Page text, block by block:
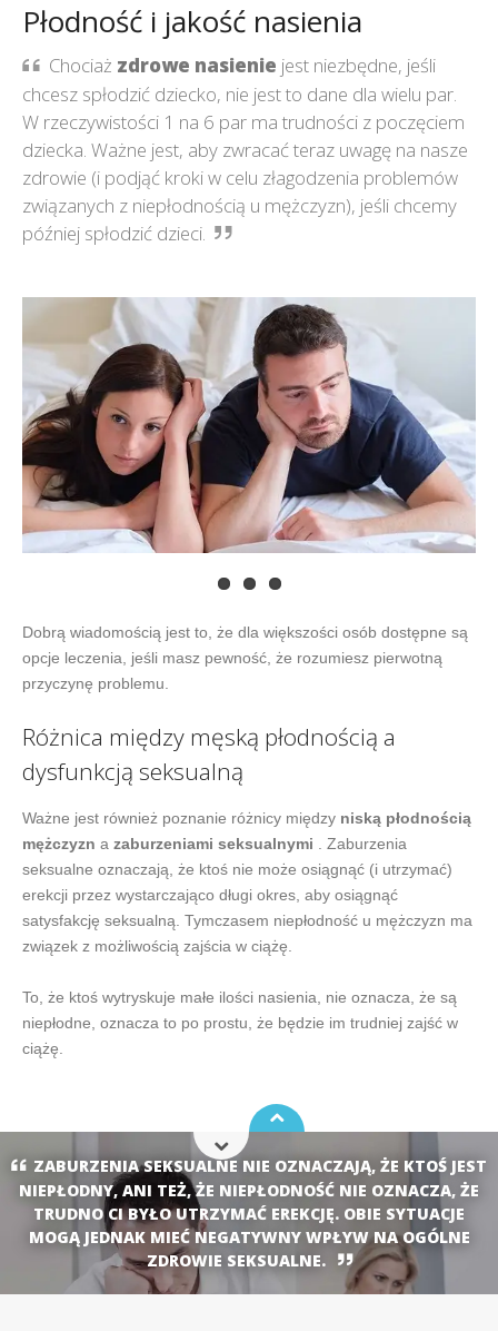
Płodność i jakość nasienia
Chociaż zdrowe nasienie jest niezbędne, jeśli
chcesz spłodzić dziecko, nie jest to dane dla wielu par.
W rzeczywistości 1 na 6 par ma trudności z poczęciem
dziecka. Ważne jest, aby zwracać teraz uwagę na nasze
zdrowie (i podjąć kroki w celu złagodzenia problemów
związanych z niepłodnością u mężczyzn), jeśli chcemy
później spłodzić dzieci.
Dobrą wiadomością jest to, że dla większości osób dostępne są
opcje leczenia, jeśli masz pewność, że rozumiesz pierwotną
przyczynę problemu.
Różnica między męską płodnością a
dysfunkcją seksualną
Ważne jest również poznanie różnicy między niską płodnością
mężczyzn a zaburzeniami seksualnymi . Zaburzenia
seksualne oznaczają, że ktoś nie może osiągnąć (i utrzymać)
erekcji przez wystarczająco długi okres, aby osiągnąć
satysfakcję seksualną. Tymczasem niepłodność u mężczyzn ma
związek z możliwością zajścia w ciążę.
To, że ktoś wytryskuje małe ilości nasienia, nie oznacza, że są
niepłodne, oznacza to po prostu, że będzie im trudniej zajść w
ciążę.
ZABURZENIA SEKSUALNE NIE OZNACZAJĄ, ŻE KTOŚ JEST
NIEPŁODNY, ANI TEŻ, ŻE NIEPŁODNOŚĆ NIE OZNACZA, ŻE
TRUDNO CI BYŁO UTRZYMAĆ EREKCJĘ. OBIE SYTUACJE
MOGĄ JEDNAK MIEĆ NEGATYWNY WPŁYW NA OGÓLNE
ZDROWIE SEKSUALNE.